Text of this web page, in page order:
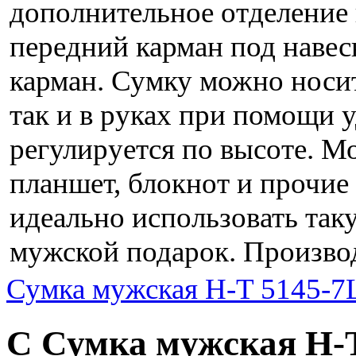
дополнительное
передний карман под
карман. Сумку можно
так и в руках при помощи
регулируется по высоте.
планшет, блокнот и
идеально использовать
мужской подарок.
Сумка мужская H-T 5145-
С Сумка мужская H-